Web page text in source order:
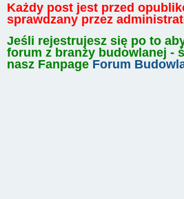
Każdy post jest przed
sprawdzany przez
Jeśli rejestrujesz się po to
forum z branży budowlanej -
nasz Fanpage Forum